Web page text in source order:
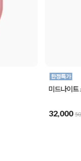
미드나이트
32,000